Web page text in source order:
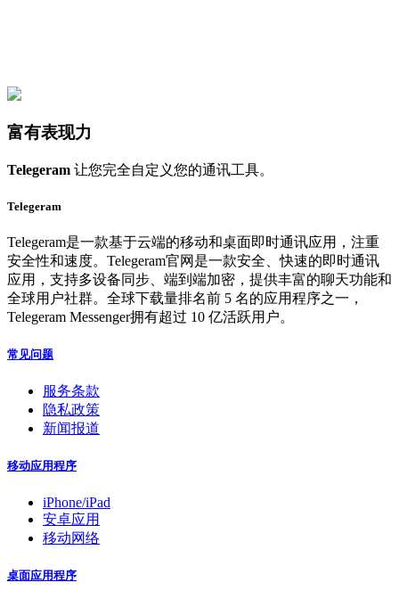
富有表现力
Telegeram 让您完全自定义您的通讯工具。
Telegeram
Telegeram是一款基于云端的移动和桌面即时通讯应用，注重
安全性和速度。Telegeram官网是一款安全、快速的即时通讯
应用，支持多设备同步、端到端加密，提供丰富的聊天功能和
全球用户社群。全球下载量排名前 5 名的应用程序之一，
Telegeram Messenger拥有超过 10 亿活跃用户。
常见问题
服务条款
隐私政策
新闻报道
移动应用程序
iPhone/iPad
安卓应用
移动网络
桌面应用程序